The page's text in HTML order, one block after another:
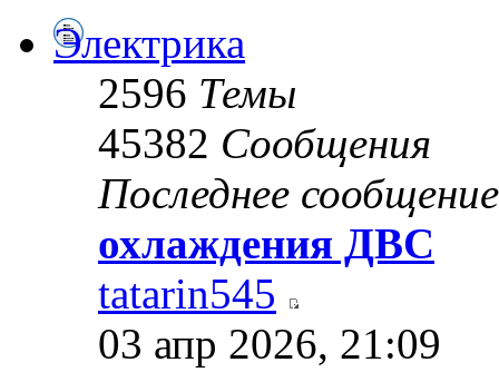
Электрика
2596 Темы
45382 Сообщения
Последнее сообщение
охлаждения ДВС
tatarin545
03 апр 2026, 21:09